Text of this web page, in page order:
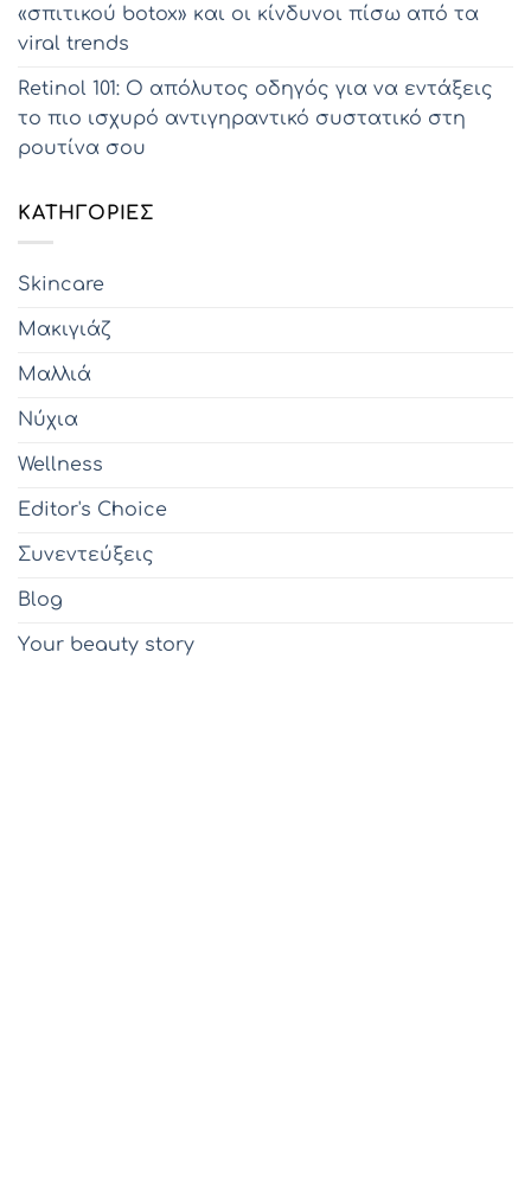
«σπιτικού botox» και οι κίνδυνοι πίσω από τα
viral trends
Retinol 101: Ο απόλυτος οδηγός για να εντάξεις
το πιο ισχυρό αντιγηραντικό συστατικό στη
ρουτίνα σου
KΑΤΗΓΟΡΊΕΣ
Skincare
Μακιγιάζ
Μαλλιά
Νύχια
Wellness
Editor's Choice
Συνεντεύξεις
Blog
Υour beauty story